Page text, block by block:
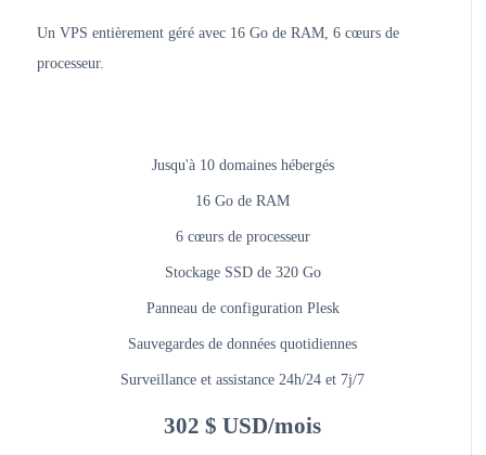
Un VPS entièrement géré avec 16 Go de RAM, 6 cœurs de
processeur.
Jusqu'à 10 domaines hébergés
16 Go de RAM
6 cœurs de processeur
Stockage SSD de 320 Go
Panneau de configuration Plesk
Sauvegardes de données quotidiennes
Surveillance et assistance 24h/24 et 7j/7
302 $ USD/mois